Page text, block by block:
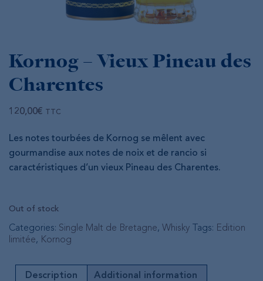
Kornog – Vieux Pineau des
Charentes
120,00€ TTC
Les notes tourbées de Kornog se mêlent avec
gourmandise aux notes de noix et de rancio si
caractéristiques d’un vieux Pineau des Charentes.
Out of stock
Categories: Single Malt de Bretagne, Whisky Tags: Edition
limitée, Kornog
Description Additional information